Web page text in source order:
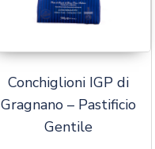
Conchiglioni IGP di
Gragnano – Pastificio
Gentile